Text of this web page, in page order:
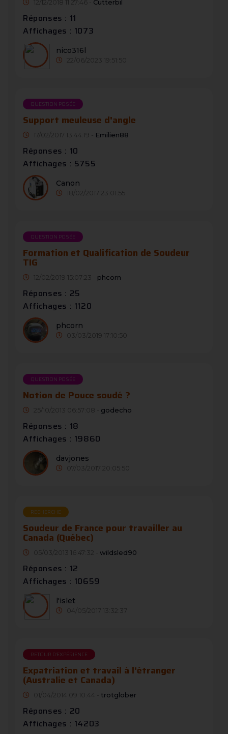
12/12/2018 11:27:46 - Cutterbil
Réponses : 11
Affichages : 1073
nico316l
22/06/2023 19:51:50
QUESTION POSÉE
Support meuleuse d'angle
17/02/2017 13:44:19 - Emilien88
Réponses : 10
Affichages : 5755
Canon
18/02/2017 23:01:55
QUESTION POSÉE
Formation et Qualification de Soudeur
TIG
12/02/2019 15:07:23 - phcorn
Réponses : 25
Affichages : 1120
phcorn
03/03/2019 17:10:50
QUESTION POSÉE
Notion de Pouce soudé ?
25/10/2013 06:57:08 - godecho
Réponses : 18
Affichages : 19860
davjones
07/03/2017 20:05:50
RECHERCHE
Soudeur de France pour travailler au
Canada (Québec)
05/03/2013 16:47:32 - wildsled90
Réponses : 12
Affichages : 10659
l'islet
04/05/2017 13:32:37
RETOUR D'EXPÉRIENCE
Expatriation et travail à l'étranger
(Australie et Canada)
01/04/2014 09:10:44 - trotglober
Réponses : 20
Affichages : 14203